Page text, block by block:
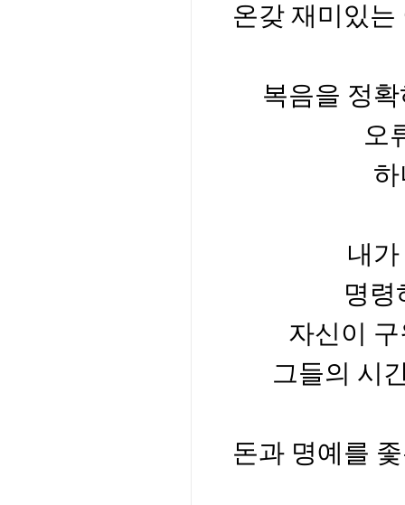
온갖 재미있
복음을 정
오
내
명령
자신이
그들의 시
돈과 명예를